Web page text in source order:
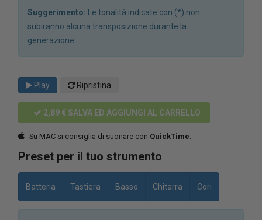
Suggerimento: Le tonalità indicate con (*) non
subiranno alcuna transposizione durante la
generazione.
Play Ripristina
2,89 € SALVA ED AGGIUNGI AL CARRELLO
Su MAC si consiglia di suonare con QuickTime.
Preset per il tuo strumento
Batteria Tastiera Basso Chitarra Cori